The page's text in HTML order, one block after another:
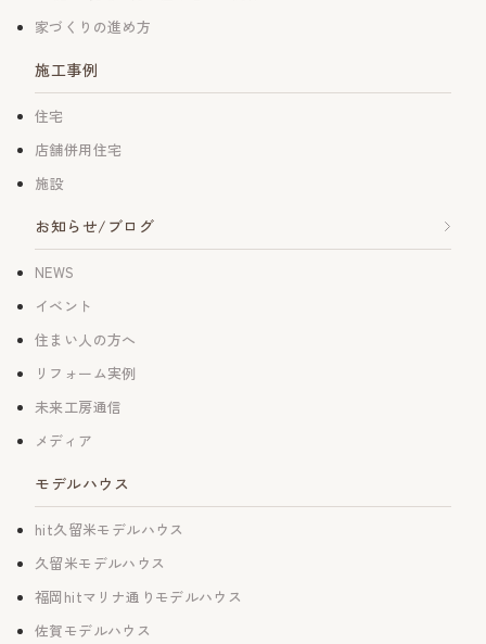
家づくりの進め方
施工事例
住宅
店舗併用住宅
施設
お知らせ/ブログ
NEWS
イベント
住まい人の方へ
リフォーム実例
未来工房通信
メディア
モデルハウス
hit久留米モデルハウス
久留米モデルハウス
福岡hitマリナ通りモデルハウス
佐賀モデルハウス